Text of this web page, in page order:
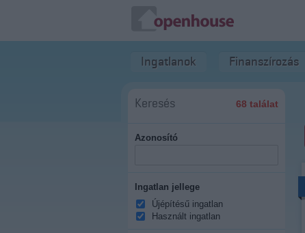
Ingatlanok Finanszírozás
Keresés 68 találat
Azonosító
Ingatlan jellege
Újépítésű ingatlan
Használt ingatlan